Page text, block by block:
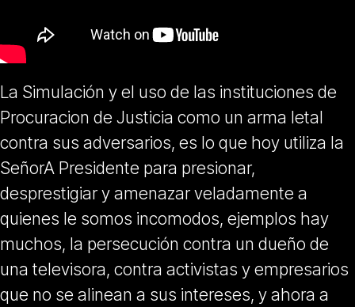
La Simulación y el uso de las instituciones de
Procuracion de Justicia como un arma letal
contra sus adversarios, es lo que hoy utiliza la
SeñorA Presidente para presionar,
desprestigiar y amenazar veladamente a
quienes le somos incomodos, ejemplos hay
muchos, la persecución contra un dueño de
una televisora, contra activistas y empresarios
que no se alinean a sus intereses, y ahora a